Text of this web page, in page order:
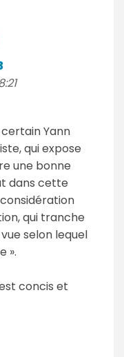
Yann
qui expose
une bonne
dans cette
qui tranche
selon lequel
».
concis et